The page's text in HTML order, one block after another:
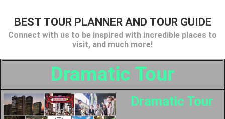
BEST TOUR PLANNER AND TOUR GUIDE
Connect with us to be inspired with incredible places to
visit, and much more!
Dramatic Tour
Dramatic Tour